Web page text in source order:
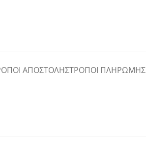
ΑΠΟΣΤΟΛΉΣΤΡΌΠΟΙ ΠΛΗΡΩΜΉΣ